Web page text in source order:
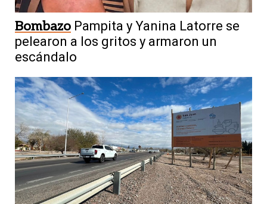
Bombazo Pampita y Yanina Latorre se
pelearon a los gritos y armaron un
escándalo